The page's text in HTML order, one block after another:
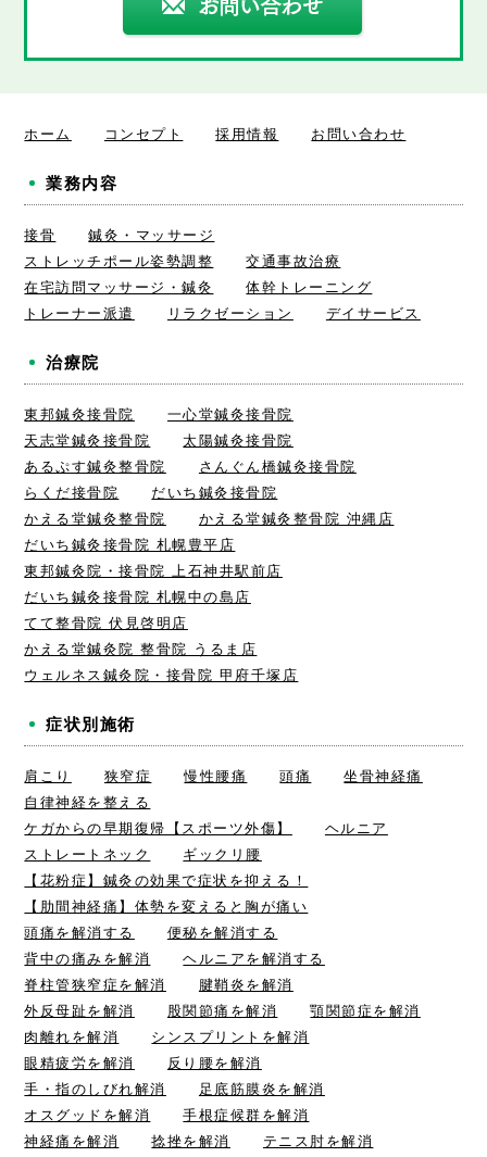
ホーム コンセプト 採用情報 お問い合わせ
業務内容
接骨
鍼灸・マッサージ
ストレッチポール姿勢調整
交通事故治療
在宅訪問マッサージ・鍼灸
体幹トレーニング
トレーナー派遣
リラクゼーション デイサービス
治療院
東邦鍼灸接骨院
一心堂鍼灸接骨院
天志堂鍼灸接骨院
太陽鍼灸接骨院
あるぷす鍼灸整骨院
さんぐん橋鍼灸接骨院
らくだ接骨院
だいち鍼灸接骨院
かえる堂鍼灸整骨院
かえる堂鍼灸整骨院 沖縄店
だいち鍼灸接骨院 札幌豊平店
東邦鍼灸院・接骨院 上石神井駅前店
だいち鍼灸接骨院 札幌中の島店
てて整骨院 伏見啓明店
かえる堂鍼灸院 整骨院 うるま店
ウェルネス鍼灸院・接骨院 甲府千塚店
症状別施術
肩こり 狭窄症 慢性腰痛 頭痛
坐骨神経痛
自律神経を整える
ケガからの早期復帰【スポーツ外傷】
ヘルニア
ストレートネック
ギックリ腰
【花粉症】鍼灸の効果で症状を抑える！
【肋間神経痛】体勢を変えると胸が痛い
頭痛を解消する
便秘を解消する
背中の痛みを解消
ヘルニアを解消する
脊柱管狭窄症を解消
腱鞘炎を解消
外反母趾を解消
股関節痛を解消
顎関節症を解消
肉離れを解消
シンスプリントを解消
眼精疲労を解消
反り腰を解消
手・指のしびれ解消
足底筋膜炎を解消
オスグッドを解消
手根症候群を解消
神経痛を解消
捻挫を解消
テニス肘を解消